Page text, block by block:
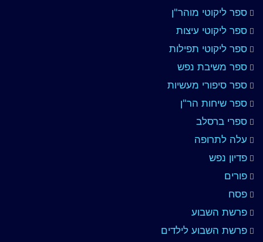
ספר ליקוטי מוהר"ן
ספר ליקוטי עיצות
ספר ליקוטי תפילות
ספר משיבת נפש
ספר סיפורי מעשיות
ספר שיחות הר"ן
ספרי ברסלב
עלה לתרופה
פדיון נפש
פורים
פסח
פרשת השבוע
פרשת השבוע לילדים